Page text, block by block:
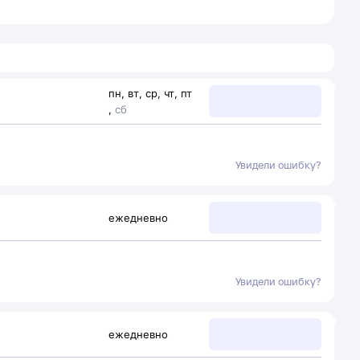
пн, вт, ср, чт, пт
, сб
Увидели ошибку?
ежедневно
Увидели ошибку?
ежедневно